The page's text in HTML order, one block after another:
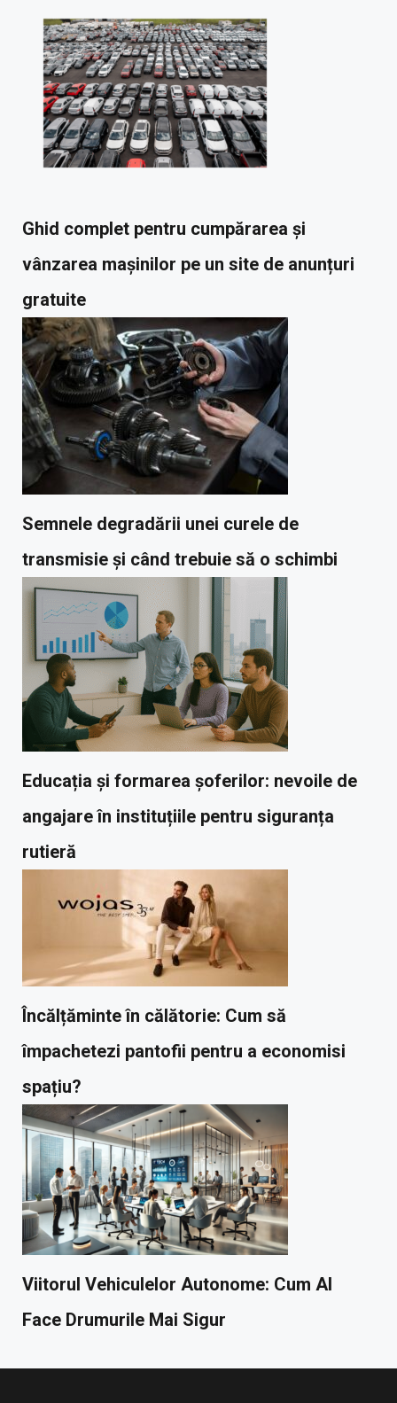
Ghid complet pentru cumpărarea și
vânzarea mașinilor pe un site de anunțuri
gratuite
Semnele degradării unei curele de
transmisie și când trebuie să o schimbi
Educația și formarea șoferilor: nevoile de
angajare în instituțiile pentru siguranța
rutieră
Încălțăminte în călătorie: Cum să
împachetezi pantofii pentru a economisi
spațiu?
Viitorul Vehiculelor Autonome: Cum AI
Face Drumurile Mai Sigur